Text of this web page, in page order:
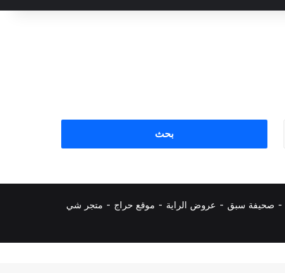
- صحيفة سبق - عروض الراية - موقع حراج - متجر شي